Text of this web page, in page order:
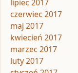
lipiec 2017
czerwiec 2017
maj 2017
kwiecień 2017
marzec 2017
luty 2017